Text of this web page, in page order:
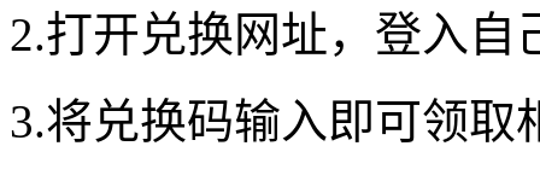
2.打开兑换网址，登入
3.将兑换码输入即可领取